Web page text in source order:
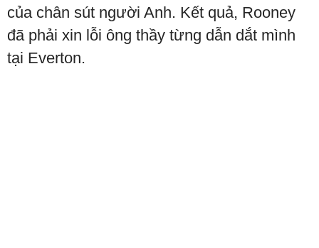
của chân sút người Anh. Kết quả, Rooney
đã phải xin lỗi ông thầy từng dẫn dắt mình
tại Everton.